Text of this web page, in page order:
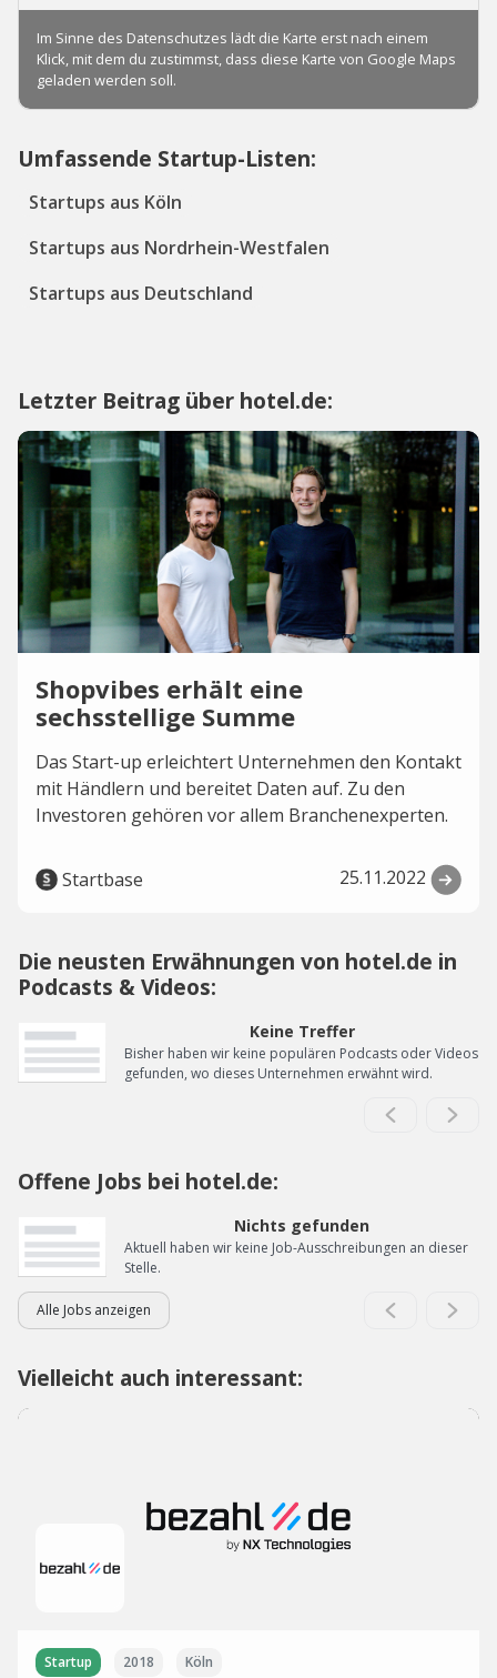
Umfassende Startup-Listen:
Startups aus Köln
Startups aus Nordrhein-Westfalen
Startups aus Deutschland
Letzter Beitrag über hotel.de:
Shopvibes erhält eine
sechsstellige Summe
Das Start-up erleichtert Unternehmen den Kontakt
mit Händlern und bereitet Daten auf. Zu den
Investoren gehören vor allem Branchenexperten.
Startbase 25.11.2022
Die neusten Erwähnungen von hotel.de in
Podcasts & Videos:
Keine Treffer
Bisher haben wir keine populären Podcasts oder Videos
gefunden, wo dieses Unternehmen erwähnt wird.
Offene Jobs bei hotel.de:
Nichts gefunden
Aktuell haben wir keine Job-Ausschreibungen an dieser
Stelle.
Alle Jobs anzeigen
Vielleicht auch interessant:
Startup 2018 Köln